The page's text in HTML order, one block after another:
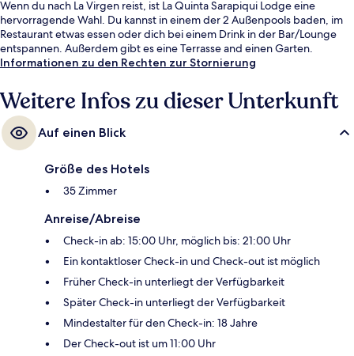
Wenn du nach La Virgen reist, ist La Quinta Sarapiqui Lodge eine
hervorragende Wahl. Du kannst in einem der 2 Außenpools baden, im
Restaurant etwas essen oder dich bei einem Drink in der Bar/Lounge
entspannen. Außerdem gibt es eine Terrasse and einen Garten.
Informationen zu den Rechten zur Stornierung
Weitere Infos zu dieser Unterkunft
Auf einen Blick
Größe des Hotels
35 Zimmer
Anreise/Abreise
Check-in ab: 15:00 Uhr, möglich bis: 21:00 Uhr
Ein kontaktloser Check-in und Check-out ist möglich
Früher Check-in unterliegt der Verfügbarkeit
Später Check-in unterliegt der Verfügbarkeit
Mindestalter für den Check-in: 18 Jahre
Der Check-out ist um 11:00 Uhr